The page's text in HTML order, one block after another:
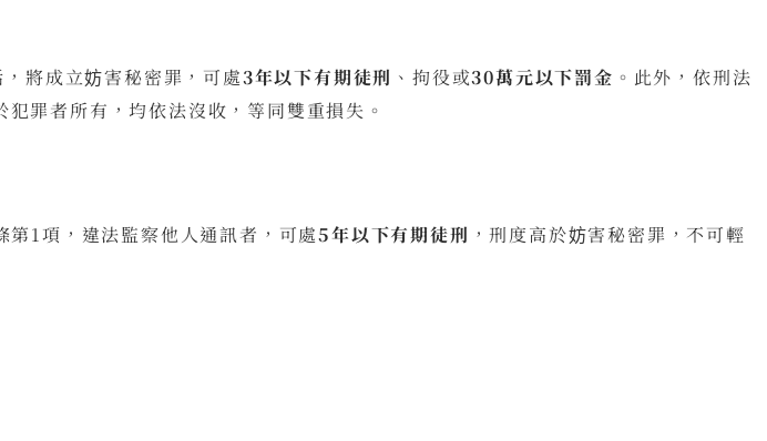
將成立妨害秘密罪，可處3年以下有期徒刑 、拘役或30萬元以下罰金 。此外，依刑法
罪者所有，均依法沒收，等同雙重損失。
1項，違法監察他人通訊者，可處5年以下有期徒刑 ，刑度高於妨害秘密罪，不可輕